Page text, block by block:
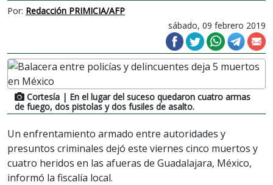
Por: Redacción PRIMICIA/AFP
sábado, 09 febrero 2019
Cortesía | En el lugar del suceso quedaron cuatro armas
de fuego, dos pistolas y dos fusiles de asalto.
Un enfrentamiento armado entre autoridades y
presuntos criminales dejó este viernes cinco muertos y
cuatro heridos en las afueras de Guadalajara, México,
informó la fiscalía local.